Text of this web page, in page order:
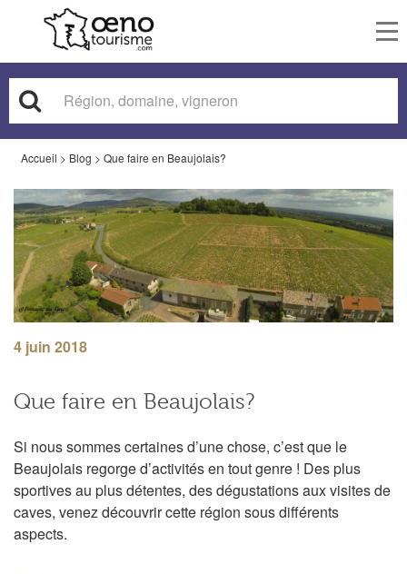
Accueil > Blog > Que faire en Beaujolais?
4 juin 2018
Que faire en Beaujolais?
Si nous sommes certaines d’une chose, c’est que le
Beaujolais regorge d’activités en tout genre ! Des plus
sportives au plus détentes, des dégustations aux visites de
caves, venez découvrir cette région sous différents
aspects.